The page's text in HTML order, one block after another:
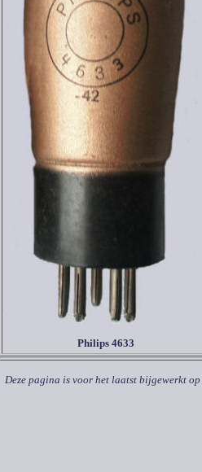
Philips 4633
Deze pagina is voor het laatst bijgewerkt op